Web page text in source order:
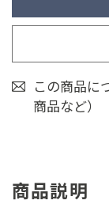
この商品に
商品など）
商品説明